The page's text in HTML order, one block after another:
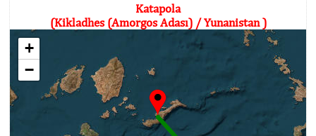
Katapola
(Kikladhes (Amorgos Adası) / Yunanistan )
+
−